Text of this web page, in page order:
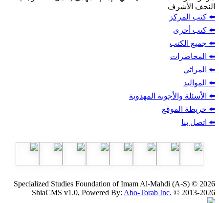
المهدوية
Specialized Studies Foundation of Imam Al-
ShiaCMS v1.0, Powered By:Abo-Torab Inc.